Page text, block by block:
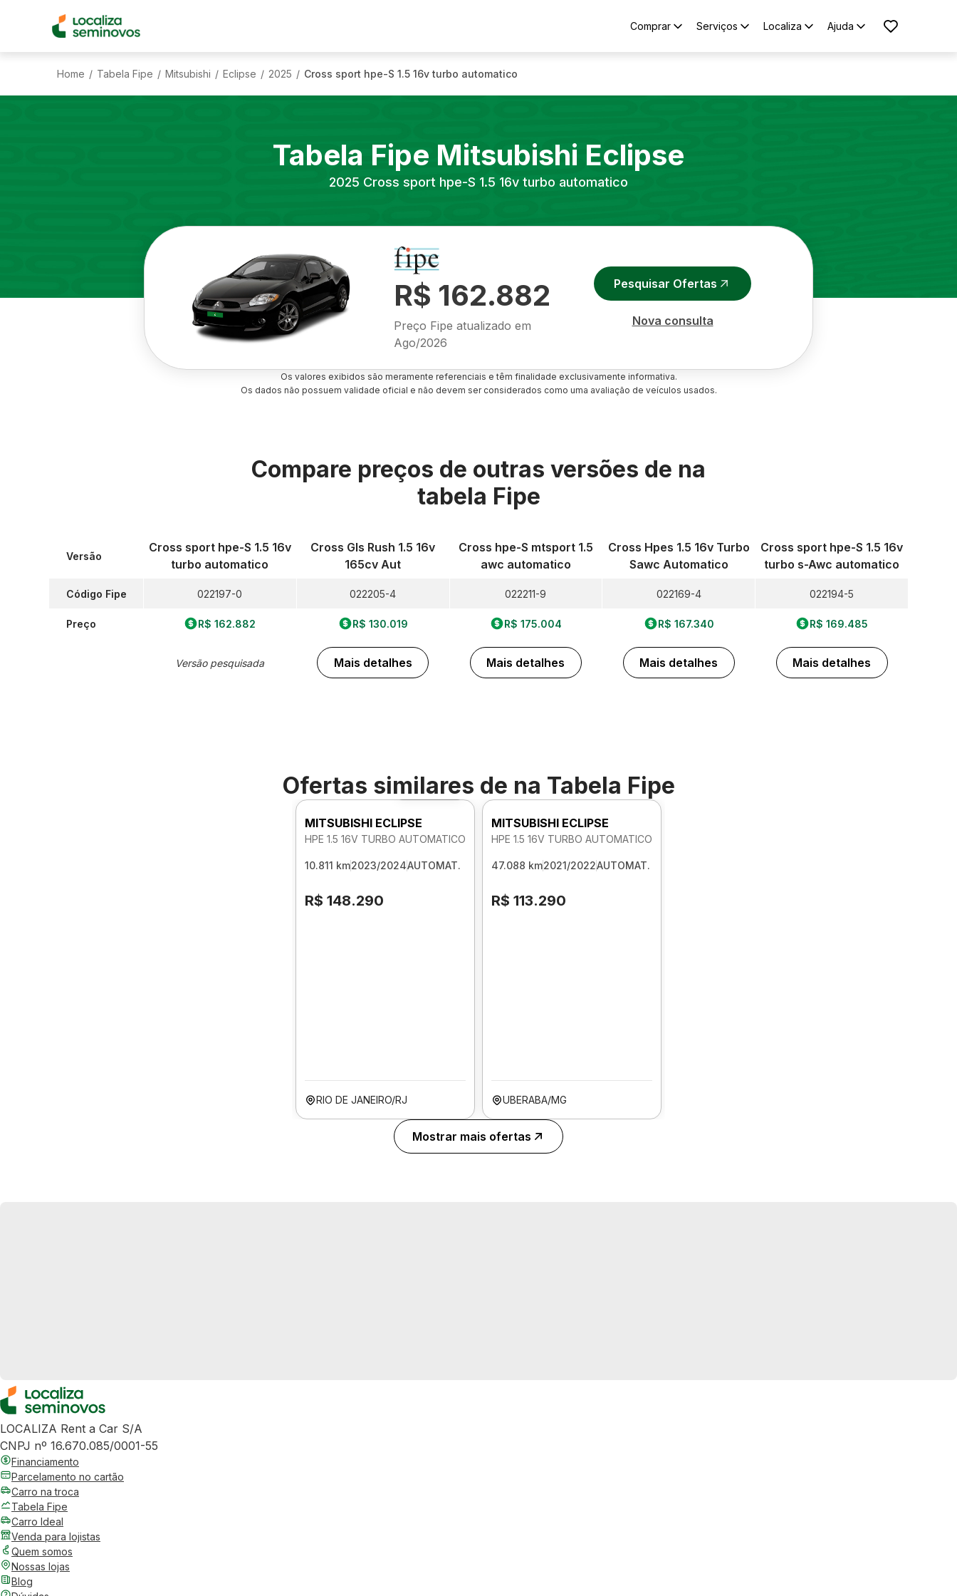
Comprar Serviços Localiza Ajuda
Home / Tabela Fipe / Mitsubishi / Eclipse / 2025 / Cross sport hpe-S 1.5 16v turbo automatico
Tabela Fipe Mitsubishi Eclipse
2025 Cross sport hpe-S 1.5 16v turbo automatico
R$ 162.882
Preço Fipe atualizado em
Ago/2026
Pesquisar Ofertas
Nova consulta
Os valores exibidos são meramente referenciais e têm finalidade exclusivamente informativa.
Os dados não possuem validade oficial e não devem ser considerados como uma avaliação de veículos usados.
Compare preços de outras versões de na
tabela Fipe
Versão
Código Fipe
Preço
Cross sport hpe-S 1.5 16v
turbo automatico
022197-0
R$ 162.882
Versão pesquisada
Cross Gls Rush 1.5 16v
165cv Aut
022205-4
R$ 130.019
Mais detalhes
Cross hpe-S mtsport 1.5
awc automatico
022211-9
R$ 175.004
Mais detalhes
Cross Hpes 1.5 16v Turbo
Sawc Automatico
022169-4
R$ 167.340
Mais detalhes
Cross sport hpe-S 1.5 16v
turbo s-Awc automatico
022194-5
R$ 169.485
Mais detalhes
Ofertas similares de na Tabela Fipe
Foto 360º
MITSUBISHI ECLIPSE
HPE 1.5 16V TURBO AUTOMATICO
10.811 km2023/2024AUTOMAT.
R$ 148.290
RIO DE JANEIRO/RJ
MITSUBISHI ECLIPSE
HPE 1.5 16V TURBO AUTOMATICO
47.088 km2021/2022AUTOMAT.
R$ 113.290
UBERABA/MG
Mostrar mais ofertas
LOCALIZA Rent a Car S/A
CNPJ nº 16.670.085/0001-55
Financiamento
Parcelamento no cartão
Carro na troca
Tabela Fipe
Carro Ideal
Venda para lojistas
Quem somos
Nossas lojas
Blog